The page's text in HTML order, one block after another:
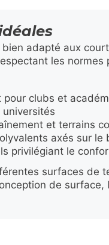
bien adapté aux
les normes
clubs et
universités
et terrains
axés sur le
privilégiant le
surfaces de
de surface,